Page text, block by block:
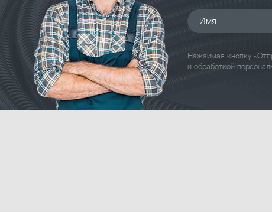
Имя
Нажаимая кнопку
и обработкой